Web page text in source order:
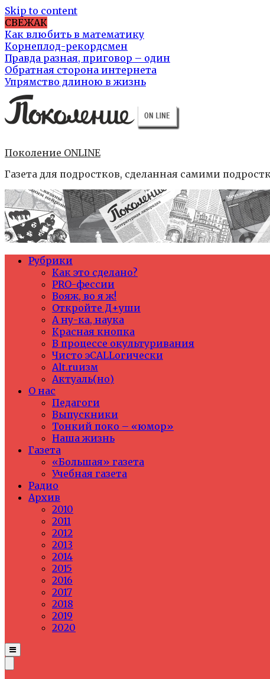
Skip to content
СВЕЖАК
Как влюбить в математику
Корнеплод-рекордсмен
Правда разная, приговор – один
Обратная сторона интернета
Упрямство длиною в жизнь
Поколение ONLINE
Газета для подростков, сделанная самими
Рубрики
Как это сделано?
PRO-фессии
Вояж, во я ж!
Откройте Д+уши
А ну-ка, наука
Красная кнопка
В процессе окультуривания
Чисто эCALLогически
Alt.ruизм
Актуаль(но)
О нас
Педагоги
Выпускники
Тонкий поко – «юмор»
Наша жизнь
Газета
«Большая» газета
Учебная газета
Радио
Архив
2010
2011
2012
2013
2014
2015
2016
2017
2018
2019
2020